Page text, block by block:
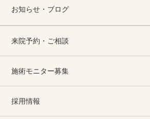
お知らせ・ブログ
来院予約・ご相談
施術モニター募集
採用情報